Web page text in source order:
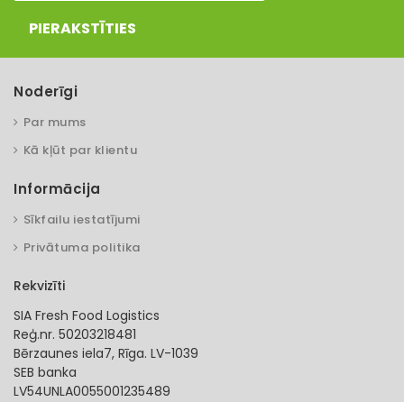
PIERAKSTĪTIES
Noderīgi
Par mums
Kā kļūt par klientu
Informācija
Sīkfailu iestatījumi
Privātuma politika
Rekvizīti
SIA Fresh Food Logistics
Reģ.nr. 50203218481
Bērzaunes iela7, Rīga. LV-1039
SEB banka
LV54UNLA0055001235489